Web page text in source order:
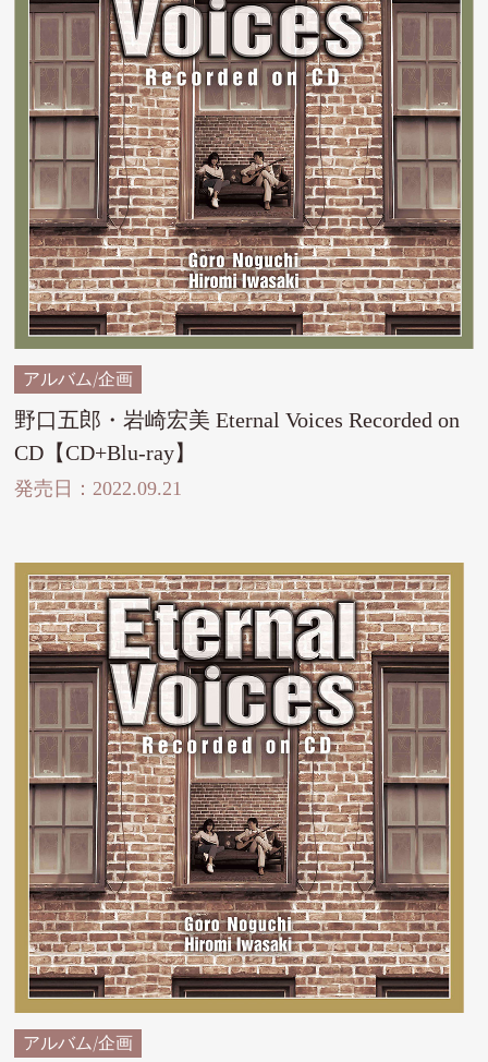
アルバム/企画
野口五郎・岩崎宏美 Eternal Voices Recorded on
CD【CD+Blu-ray】
発売日：2022.09.21
アルバム/企画